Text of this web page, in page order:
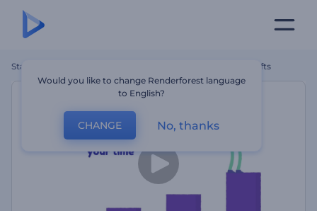
Startseite 5 Wege Zum Wachstum Ihres Geschäfts
Would you like to change Renderforest language
to English?
CHANGE No, thanks